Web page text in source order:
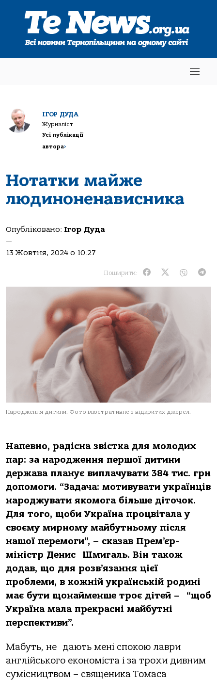
ІГОР ДУДА
Журналіст
Усі публікації
автора>
Нотатки майже
людиноненависника
Опубліковано: Ігор Дуда
—
13 Жовтня, 2024 о 10:27
Поширити:
Народження дитини. Фото ілюстративне з відкритих джерел.
Напевно, радісна звістка для молодих
пар: за народження першої дитини
держава планує виплачувати 384 тис. грн
допомоги. “Задача: мотивувати українців
народжувати якомога більше діточок.
Для того, щоби Україна процвітала у
своєму мирному майбутньому після
нашої перемоги”, – сказав Прем’єр-
міністр Денис
Шмигаль. Він також
додав, що для розв’язання цієї
проблеми, в кожній українській родині
має бути щонайменше троє дітей –
“щоб
Україна мала прекрасні майбутні
перспективи”.
Мабуть, не дають мені спокою лаври
англійського економіста і за трохи дивним
сумісництвом – священика Томаса